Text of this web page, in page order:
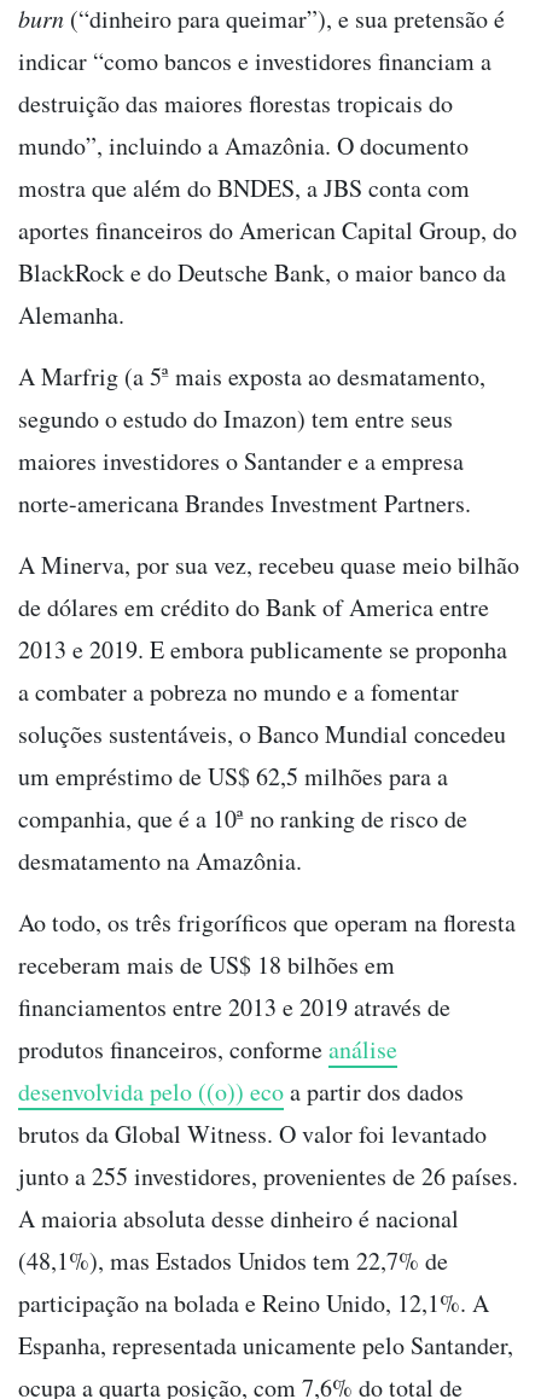
burn (“dinheiro para queimar”), e sua pretensão é
indicar “como bancos e investidores financiam a
destruição das maiores florestas tropicais do
mundo”, incluindo a Amazônia. O documento
mostra que além do BNDES, a JBS conta com
aportes financeiros do American Capital Group, do
BlackRock e do Deutsche Bank, o maior banco da
Alemanha.
A Marfrig (a 5ª mais exposta ao desmatamento,
segundo o estudo do Imazon) tem entre seus
maiores investidores o Santander e a empresa
norte-americana Brandes Investment Partners.
A Minerva, por sua vez, recebeu quase meio bilhão
de dólares em crédito do Bank of America entre
2013 e 2019. E embora publicamente se proponha
a combater a pobreza no mundo e a fomentar
soluções sustentáveis, o Banco Mundial concedeu
um empréstimo de US$ 62,5 milhões para a
companhia, que é a 10ª no ranking de risco de
desmatamento na Amazônia.
Ao todo, os três frigoríficos que operam na floresta
receberam mais de US$ 18 bilhões em
financiamentos entre 2013 e 2019 através de
produtos financeiros, conformeanálise
desenvolvida pelo ((o)) ecoa partir dos dados
brutos da Global Witness. O valor foi levantado
junto a 255 investidores, provenientes de 26 países.
A maioria absoluta desse dinheiro é nacional
(48,1%), mas Estados Unidos tem 22,7% de
participação na bolada e Reino Unido, 12,1%. A
Espanha, representada unicamente pelo Santander,
ocupa a quarta posição, com 7,6% do total de